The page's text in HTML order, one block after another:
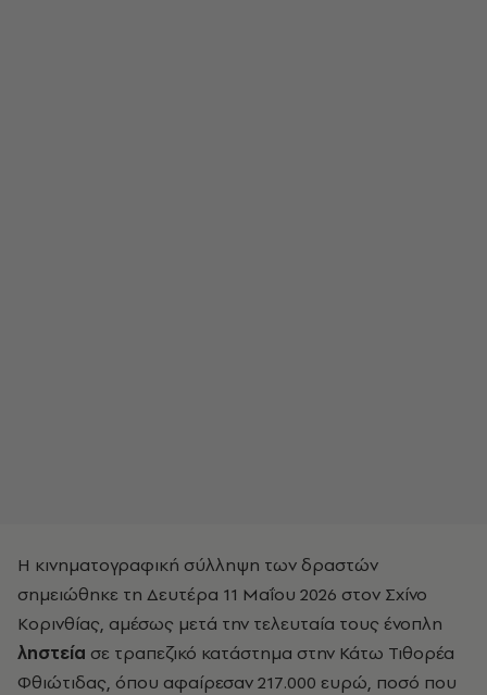
Η κινηματογραφική σύλληψη των δραστών
σημειώθηκε τη Δευτέρα 11 Μαΐου 2026 στον Σχίνο
Κορινθίας, αμέσως μετά την τελευταία τους ένοπλη
ληστεία σε τραπεζικό κατάστημα στην Κάτω Τιθορέα
Φθιώτιδας, όπου αφαίρεσαν 217.000 ευρώ, ποσό που